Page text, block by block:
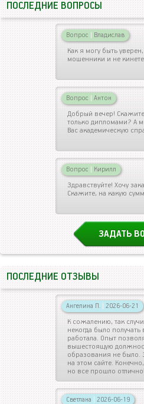
ПОСЛЕДНИЕ ВОПРОСЫ
Вопрос | Владислав
Как я могу быть
мошенники и не
Вопрос | Антон
Добрый вечер!
только дипломами? А
Вас академическую
Вопрос | Кирилл
Здравствуйте! Хочу
Скажите, на какую
ЗАДАТЬ
ПОСЛЕДНИЕ ОТЗЫВЫ
Ангелина П. | 2026-06-21
К сожалению, так
некогда было
работала. Опыт
вышестоящую
образования не было.
на этом сайте.
но все прошло
Светлана | 2026-06-19